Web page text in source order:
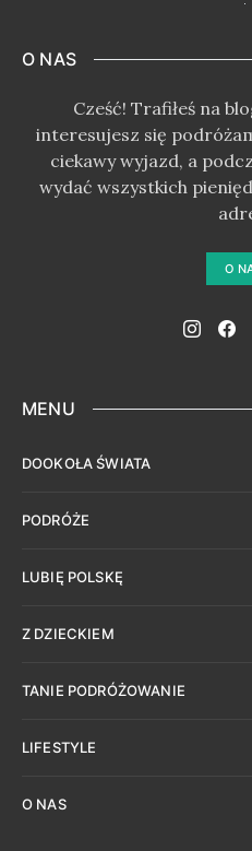
O NAS
Cześć! Trafiłeś na
interesujesz się
ciekawy wyjazd, a
wydać wszystkich
O
MENU
DOOKOŁA ŚWIATA
PODRÓŻE
LUBIĘ POLSKĘ
Z DZIECKIEM
TANIE PODRÓŻOWANIE
LIFESTYLE
O NAS